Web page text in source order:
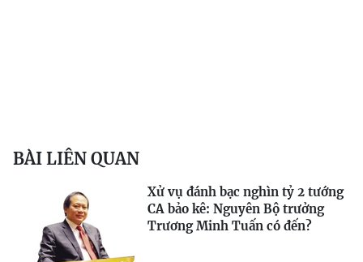
BÀI LIÊN QUAN
Xử vụ đánh bạc nghìn tỷ 2 tướng
CA bảo kê: Nguyên Bộ trưởng
Trương Minh Tuấn có đến?